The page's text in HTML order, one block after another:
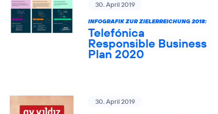
30. April 2019
INFOGRAFIK ZUR ZIELERREICHUNG 2018:
Telefónica
Responsible Business
Plan 2020
30. April 2019